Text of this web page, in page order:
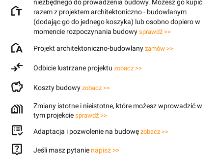
niezbędnego do prowadzenia budowy. Możesz go kupić
razem z projektem architektoniczno - budowlanym
(dodając go do jednego koszyka) lub osobno dopiero w
momencie rozpoczynania budowy sprawdź >>
Projekt architektoniczno-budowlany zamów >>
Odbicie lustrzane projektu zobacz >>
Koszty budowy zobacz >>
Zmiany istotne i nieistotne, które możesz wprowadzić w
tym projekcie sprawdź >>
Adaptacja i pozwolenie na budowę zobacz >>
Jeśli masz pytanie napisz >>